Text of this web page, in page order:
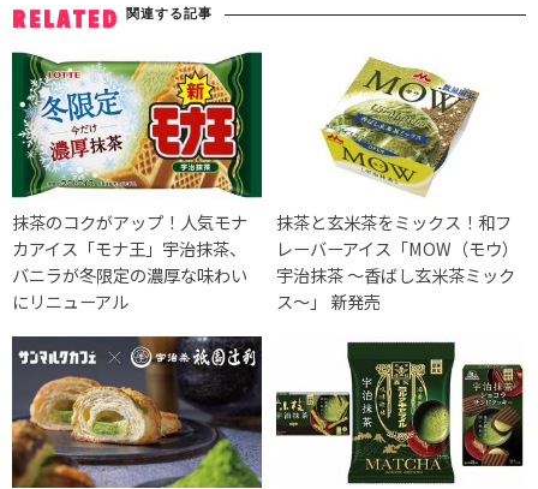
RELATED 関連する記事
抹茶のコクがアップ！人気モナ
カアイス「モナ王」宇治抹茶、
バニラが冬限定の濃厚な味わい
にリニューアル
抹茶と玄米茶をミックス！和フ
レーバーアイス「MOW（モウ）
宇治抹茶 ～香ばし玄米茶ミック
ス～」 新発売